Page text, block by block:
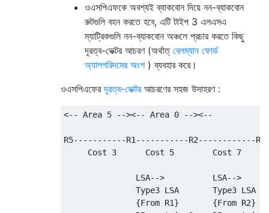
ওএসপিএফকে অবশ্যই ব্যাকবোন দিয়ে নন-ব্যাকবোন
রুটগুলি বহন করতে হবে, এটি টাইপ 3 এলএসএ
ম্যাট্রিকগুলি নন-ব্যাকবোন অঞ্চলে প্রচার করতে কিছু
দূরত্ব-ভেক্টর আচরণ (অর্থাত্ বেলম্যান ফোর্ড
অ্যালগরিদমের অংশ) ব্যবহার করে।
ওএসপিএফেরদূরত্ব-ভেক্টরআচরণের সহজ উদাহরণ :
<-- Area 5 --><-- Area 0 --><--
R5-----------R1-----------R2------------
Cost 3      Cost 5        Cost 7
               LSA-->          LSA-->
               Type3 LSA       Type3 LSA
               {From R1}       {From R2}